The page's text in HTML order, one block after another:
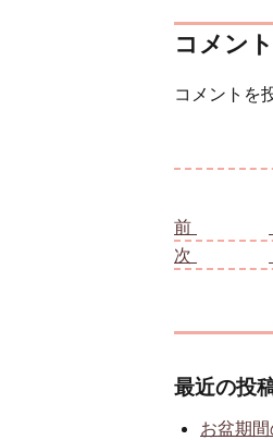
コメン
コメントを
前
次
最近の投
お盆期